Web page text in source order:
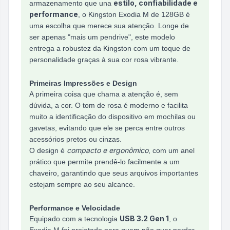
armazenamento que una estilo, confiabilidade e
performance , o Kingston Exodia M de 128GB é
uma escolha que merece sua atenção. Longe de
ser apenas "mais um pendrive", este modelo
entrega a robustez da Kingston com um toque de
personalidade graças à sua cor rosa vibrante.
Primeiras Impressões e Design
A primeira coisa que chama a atenção é, sem
dúvida, a cor. O tom de rosa é moderno e facilita
muito a identificação do dispositivo em mochilas ou
gavetas, evitando que ele se perca entre outros
acessórios pretos ou cinzas.
O design é compacto e ergonômico, com um anel
prático que permite prendê-lo facilmente a um
chaveiro, garantindo que seus arquivos importantes
estejam sempre ao seu alcance.
Performance e Velocidade
Equipado com a tecnologia USB 3.2 Gen 1 , o